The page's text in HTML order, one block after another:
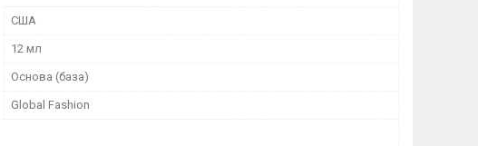
США
12 мл
Основа (база)
Global Fashion